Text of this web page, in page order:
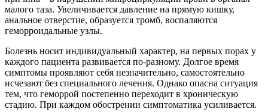
малого таза. Увеличивается давление на прямую кишку,
анальное отверстие, образуется тромб, воспаляются
геморроидальные узлы.
Болезнь носит индивидуальный характер, на первых порах у
каждого пациента развивается по-разному. Долгое время
симптомы проявляют себя незначительно, самостоятельно
исчезают без специального лечения. Однако опасна ситуация
тем, что геморрой постепенно переходит в хроническую
стадию. При каждом обострении симптоматика усиливается.